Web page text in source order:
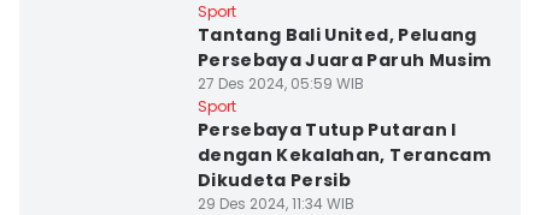
Sport
Tantang Bali United, Peluang
Persebaya Juara Paruh Musim
27 Des 2024, 05:59 WIB
Sport
Persebaya Tutup Putaran I
dengan Kekalahan, Terancam
Dikudeta Persib
29 Des 2024, 11:34 WIB